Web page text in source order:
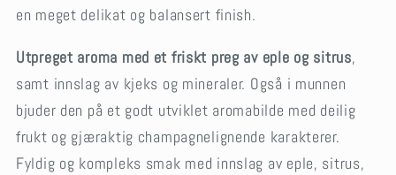
en meget delikat og balansert finish.
Utpreget aroma med et friskt preg av eple og sitrus,
samt innslag av kjeks og mineraler. Også i munnen
bjuder den på et godt utviklet aromabilde med deilig
frukt og gjæraktig champagnelignende karakterer.
Fyldig og kompleks smak med innslag av eple, sitrus,